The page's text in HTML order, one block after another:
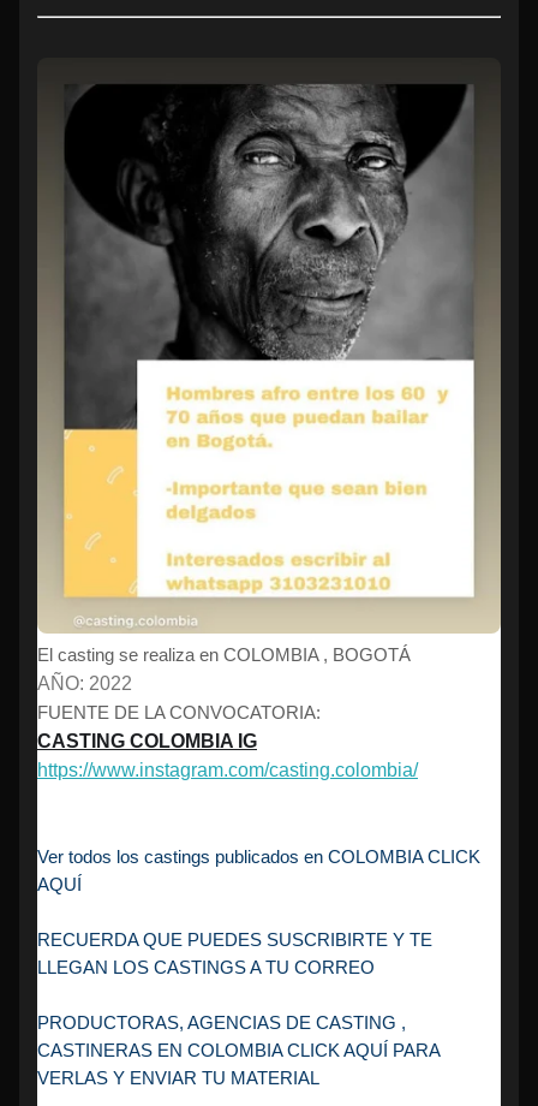
El casting se realiza en COLOMBIA , BOGOTÁ
AÑO: 2022
FUENTE DE LA CONVOCATORIA:
CASTING COLOMBIA IG
https://www.instagram.com/casting.colombia/
Ver todos los castings publicados en COLOMBIA CLICK
AQUÍ
RECUERDA QUE PUEDES SUSCRIBIRTE Y TE
LLEGAN LOS CASTINGS A TU CORREO
PRODUCTORAS, AGENCIAS DE CASTING ,
CASTINERAS EN COLOMBIA CLICK AQUÍ PARA
VERLAS Y ENVIAR TU MATERIAL